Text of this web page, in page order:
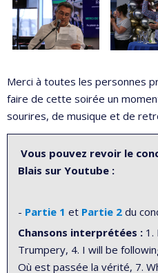
Merci à toutes les personnes
faire de cette soirée un
sourires, de musique et de
Vous pouvez revoir le
Blais sur Youtube :
- Partie 1 et Partie 2 du
Chansons interprétées : 1.
Trumpery, 4. I will be
Où est passée la vérité, 7.